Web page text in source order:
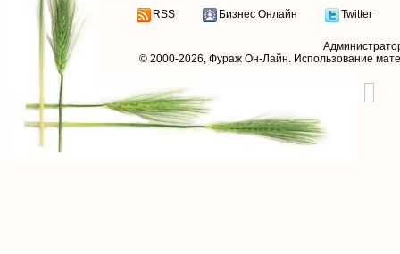
RSS Бизнес Онлайн Twitter
© 2000-2026, Фураж Он-Лайн. Использование